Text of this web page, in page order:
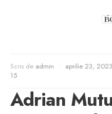
Scris de admin • aprilie 23, 2023
15
Adrian